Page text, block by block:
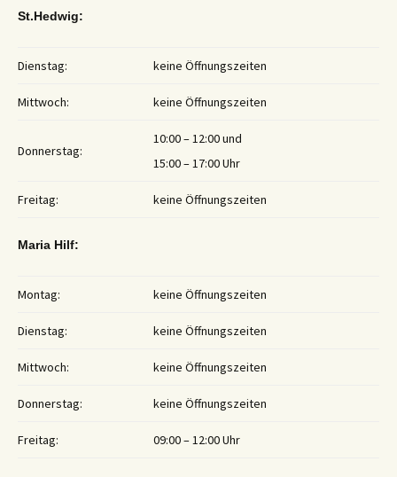
St.Hedwig:
Dienstag: keine Öffnungszeiten
Mittwoch: keine Öffnungszeiten
Donnerstag:
10:00 – 12:00 und
15:00 – 17:00 Uhr
Freitag: keine Öffnungszeiten
Maria Hilf:
Montag: keine Öffnungszeiten
Dienstag: keine Öffnungszeiten
Mittwoch: keine Öffnungszeiten
Donnerstag: keine Öffnungszeiten
Freitag: 09:00 – 12:00 Uhr